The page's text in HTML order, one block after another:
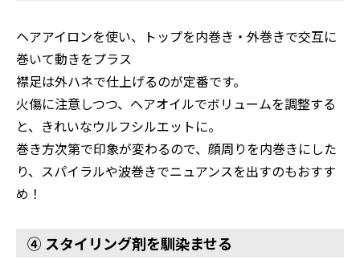
ヘアアイロンを使い、トップを内巻き・外巻きで交互に
巻いて動きをプラス
襟足は外ハネで仕上げるのが定番です。
火傷に注意しつつ、ヘアオイルでボリュームを調整する
と、きれいなウルフシルエットに。
巻き方次第で印象が変わるので、顔周りを内巻きにした
り、スパイラルや波巻きでニュアンスを出すのもおすす
め！
④ スタイリング剤を馴染ませる